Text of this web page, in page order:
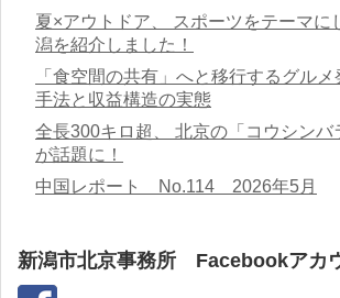
夏×アウトドア、 スポーツをテーマに
潟を紹介しました！
「食空間の共有」へと移行するグル
手法と収益構造の実態
全長300キロ超、 北京の「コウシンバ
が話題に！
中国レポート No.114 2026年5月
新潟市北京事務所 Facebookアカ